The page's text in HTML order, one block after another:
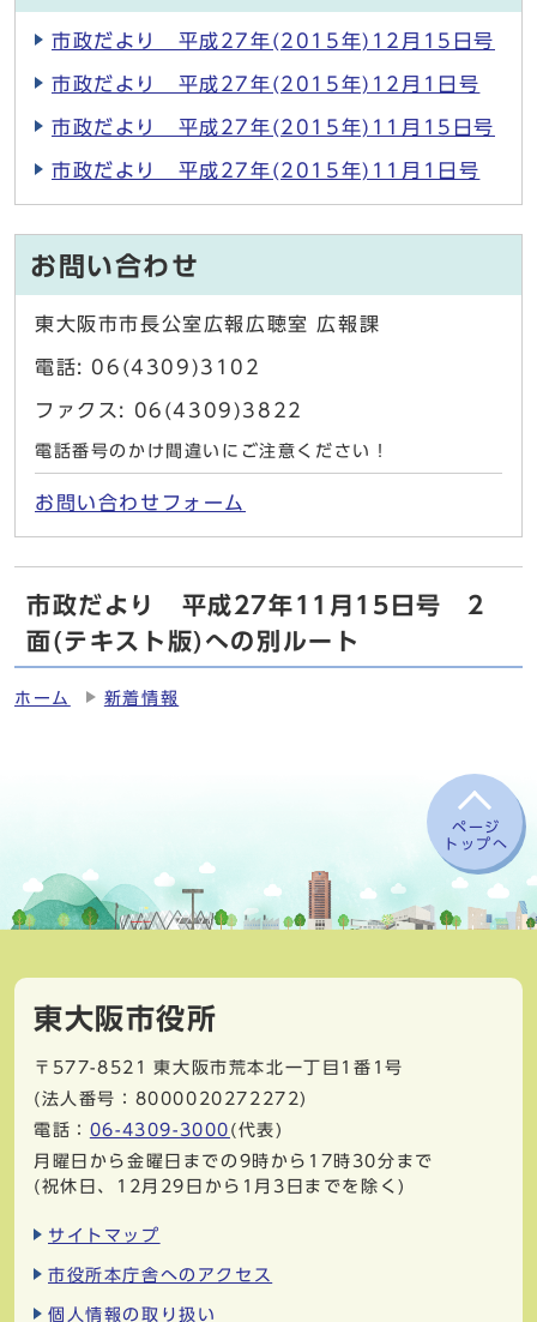
市政だより 平成27年(2015年)12月15日号
市政だより 平成27年(2015年)12月1日号
市政だより 平成27年(2015年)11月15日号
市政だより 平成27年(2015年)11月1日号
お問い合わせ
東大阪市市長公室広報広聴室 広報課
電話: 06(4309)3102
ファクス: 06(4309)3822
電話番号のかけ間違いにご注意ください！
お問い合わせフォーム
市政だより 平成27年11月15日号 2
面(テキスト版)への別ルート
ホーム 新着情報
ページ
トップへ
東大阪市役所
〒577-8521
東大阪市荒本北一丁目1番1号
(法人番号：8000020272272)
電話： 06-4309-3000 (代表)
月曜日から金曜日までの9時から17時30分まで
(祝休日、12月29日から1月3日までを除く)
サイトマップ
市役所本庁舎へのアクセス
個人情報の取り扱い